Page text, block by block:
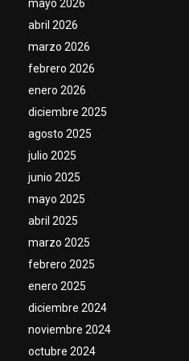
mayo 2026
abril 2026
marzo 2026
febrero 2026
enero 2026
diciembre 2025
agosto 2025
julio 2025
junio 2025
mayo 2025
abril 2025
marzo 2025
febrero 2025
enero 2025
diciembre 2024
noviembre 2024
octubre 2024